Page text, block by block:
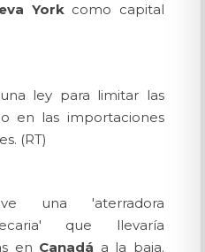
Yorkcomo capital
ley para limitar las
en las importaciones
(RT)
una 'aterradora
que llevaría
en Canadá a la baja.